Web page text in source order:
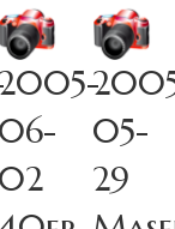
06-
02
05-
29